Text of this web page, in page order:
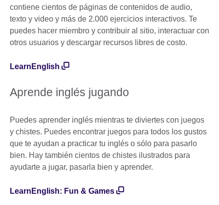
contiene cientos de páginas de contenidos de audio,
texto y video y más de 2.000 ejercicios interactivos. Te
puedes hacer miembro y contribuir al sitio, interactuar con
otros usuarios y descargar recursos libres de costo.
LearnEnglish
Aprende inglés jugando
Puedes aprender inglés mientras te diviertes con juegos
y chistes. Puedes encontrar juegos para todos los gustos
que te ayudan a practicar tu inglés o sólo para pasarlo
bien. Hay también cientos de chistes ilustrados para
ayudarte a jugar, pasarla bien y aprender.
LearnEnglish: Fun & Games